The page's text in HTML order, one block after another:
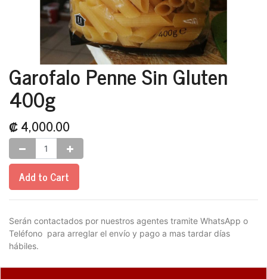
Garofalo Penne Sin Gluten
400g
₡4,000.00
Add to Cart
Serán contactados por nuestros agentes tramite WhatsApp o
Teléfono para arreglar el envío y pago a mas tardar días
hábiles.